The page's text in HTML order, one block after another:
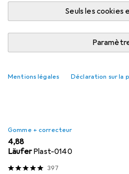
Seuls les cookies
Mentions légales Déclaration sur la
catégorie Gomme + correcteur.
Gomme + correcteur
EUR
4,88
Läufer Plast-0140
397